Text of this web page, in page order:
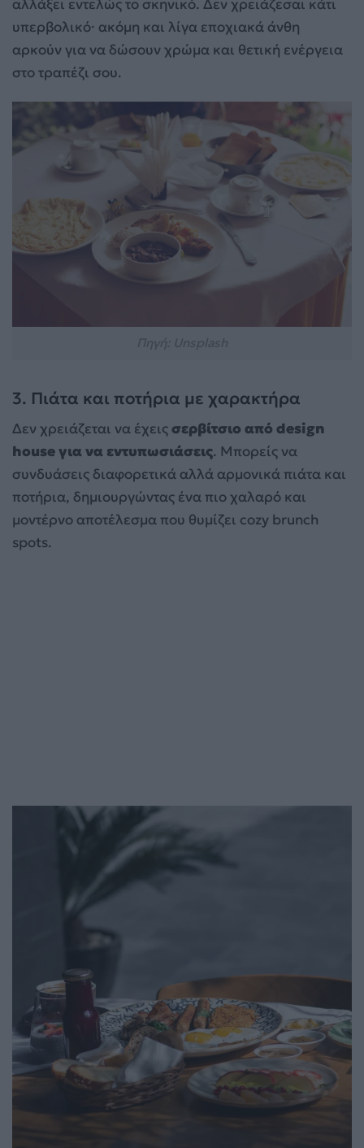
αλλάξει εντελώς το σκηνικό. Δεν χρειάζεσαι κάτι
υπερβολικό· ακόμη και λίγα εποχιακά άνθη
αρκούν για να δώσουν χρώμα και θετική ενέργεια
στο τραπέζι σου.
3. Πιάτα και ποτήρια με χαρακτήρα
Δεν χρειάζεται να έχειςσερβίτσιο από design
house για να εντυπωσιάσεις. Μπορείς να
συνδυάσεις διαφορετικά αλλά αρμονικά πιάτα και
ποτήρια, δημιουργώντας ένα πιο χαλαρό και
μοντέρνο αποτέλεσμα που θυμίζει cozy brunch
spots.